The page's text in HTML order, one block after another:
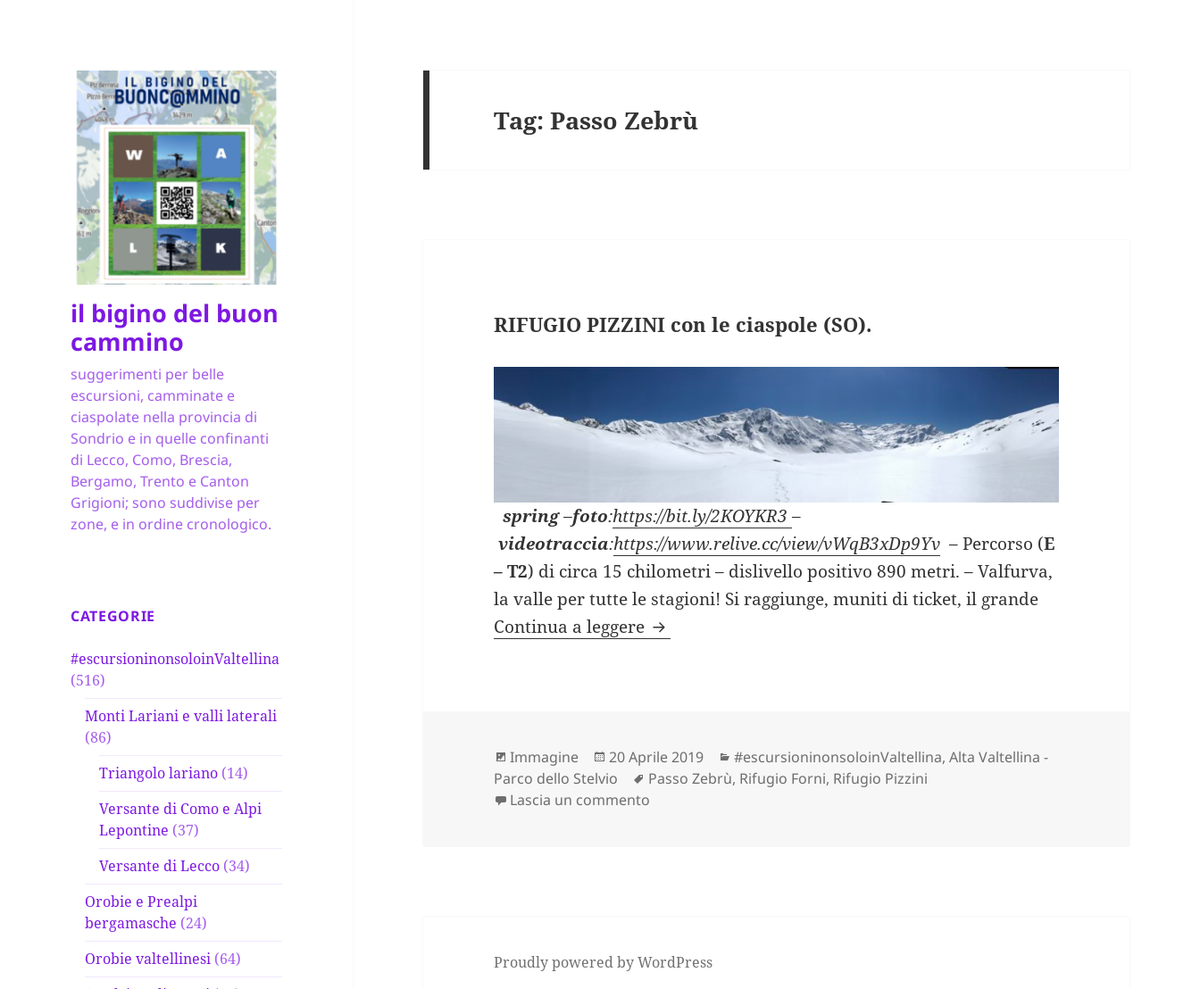
il bigino del buon
cammino
suggerimenti per belle
escursioni, camminate e
ciaspolate nella provincia di
Sondrio e in quelle confinanti
di Lecco, Como, Brescia,
Bergamo, Trento e Canton
Grigioni; sono suddivise per
zone, e in ordine cronologico.
CATEGORIE
#escursioninonsoloinValtellina
(516)
Monti Lariani e valli laterali
(86)
Triangolo lariano (14)
Versante di Como e Alpi
Lepontine (37)
Versante di Lecco (34)
Orobie e Prealpi
bergamasche (24)
Orobie valtellinesi (64)
Tag:Passo Zebrù
RIFUGIO PIZZINI con le ciaspole (SO).
spring–foto:https://bit.ly/2KOYKR3–
videotraccia:https://www.relive.cc/view/vWqB3xDp9Yv – Percorso (E
– T2) di circa 15 chilometri – dislivello positivo 890 metri. – Valfurva,
la valle per tutte le stagioni! Si raggiunge, muniti di ticket, il grande
Continua a leggere RIFUGIO PIZZINI con le ciaspole (SO).
Formato
Immagine
Scritto
il
20 Aprile 2019 Categorie
#escursioninonsoloinValtellina,Alta Valtellina -
Parco dello Stelvio
Tag
Passo Zebrù, Rifugio Forni, Rifugio Pizzini
Lascia un commento
Proudly powered by WordPress